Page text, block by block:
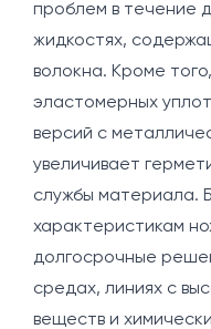
проблем в течение
жидкостях,
волокна. Кроме
эластомерных
версий с
увеличивает
службы материала.
характеристикам
долгосрочные
средах, линиях с
веществ и